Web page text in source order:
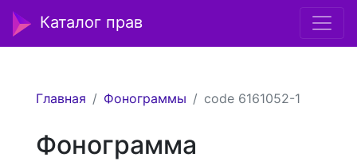
Каталог прав
Главная Фонограммы code 6161052-1
Фонограмма